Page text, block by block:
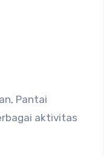
Pantai
aktivitas